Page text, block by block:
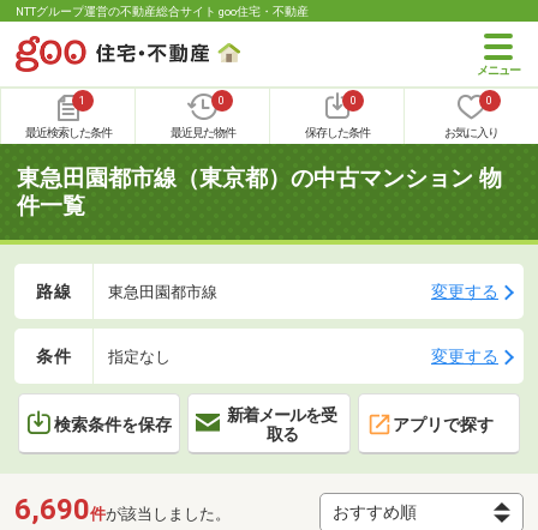
NTTグループ運営の不動産総合サイト goo住宅・不動産
1
最近検索した条件
0
最近見た物件
0
保存した条件
0
お気に入り
東急田園都市線（東京都）の中古マンション 物
件一覧
路線 東急田園都市線 変更する
条件 指定なし 変更する
検索条件を保存
新着メールを受
取る
アプリで探す
6,690件が該当しました。